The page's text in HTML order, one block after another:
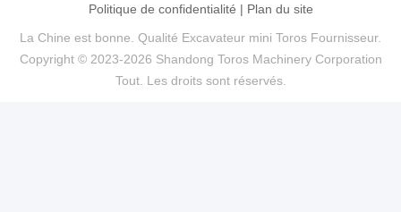
Politique de confidentialité | Plan du site
La Chine est bonne. Qualité Excavateur mini Toros Fournisseur.
Copyright © 2023-2026 Shandong Toros Machinery Corporation
Tout. Les droits sont réservés.